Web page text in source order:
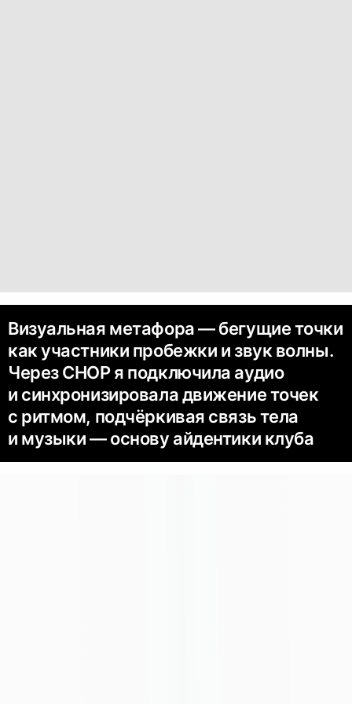
Визуальная метафора — бегущие точки
как участники пробежки и звук волны.
Через CHOP я подключила аудио
и синхронизировала движение точек
с ритмом, подчёркивая связь тела
и музыки — основу айдентики клуба